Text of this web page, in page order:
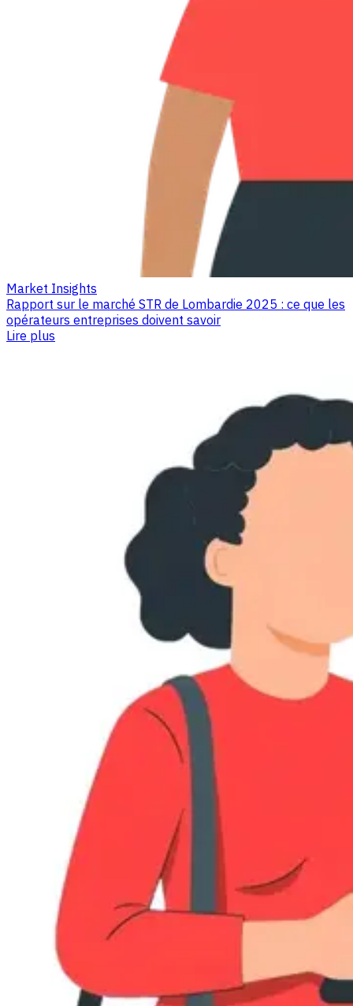
Market Insights
Rapport sur le marché STR de Lombardie 2025 : ce que les
opérateurs entreprises doivent savoir
Lire plus